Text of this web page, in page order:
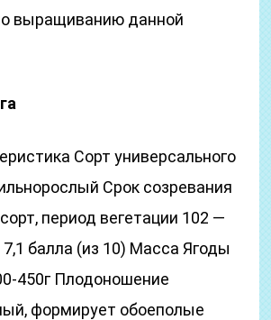
выращиванию данной
Сорт универсального
Срок созревания
период вегетации 102 —
балла (из 10) Масса Ягоды
450г Плодоношение
формирует обоеполые